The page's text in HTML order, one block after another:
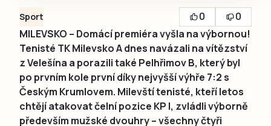
Sport 0
0
MILEVSKO – Domácí premiéra vyšla na výbornou!
Tenisté TK Milevsko A dnes navázali na vítězství
z Velešína a porazili také Pelhřimov B, který byl
po prvním kole první díky nejvyšší výhře 7:2 s
Českým Krumlovem. Milevští tenisté, kteří letos
chtějí atakovat čelní pozice KP I, zvládli výborně
především mužské dvouhry – všechny čtyři